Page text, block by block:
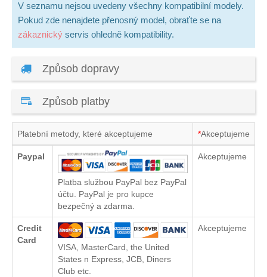
V seznamu nejsou uvedeny všechny kompatibilní modely.
Pokud zde nenajdete přenosný model, obraťte se na
zákaznický servis ohledně kompatibility.
Způsob dopravy
Způsob platby
Platební metody, které akceptujeme *Akceptujeme
Paypal
Platba službou PayPal bez PayPal
účtu. PayPal je pro kupce
bezpečný a zdarma.
Akceptujeme
Credit
Card
VISA, MasterCard, the United
States n Express, JCB, Diners
Club etc.
Akceptujeme